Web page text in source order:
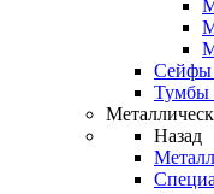
Сейфы
Тумбы
Назад